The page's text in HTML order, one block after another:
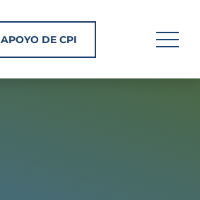
APOYO DE CPI